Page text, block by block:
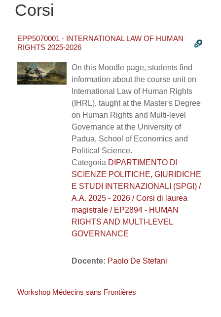
Corsi
EPP5070001 - INTERNATIONAL LAW OF HUMAN
RIGHTS 2025-2026
On this Moodle page, students find
information about the course unit on
International Law of Human Rights
(IHRL), taught at the Master's Degree
on Human Rights and Multi-level
Governance at the University of
Padua, School of Economics and
Political Science.
Categoria DIPARTIMENTO DI
SCIENZE POLITICHE, GIURIDICHE
E STUDI INTERNAZIONALI (SPGI) /
A.A. 2025 - 2026 / Corsi di laurea
magistrale / EP2894 - HUMAN
RIGHTS AND MULTI-LEVEL
GOVERNANCE
Docente: Paolo De Stefani
Workshop Médecins sans Frontières